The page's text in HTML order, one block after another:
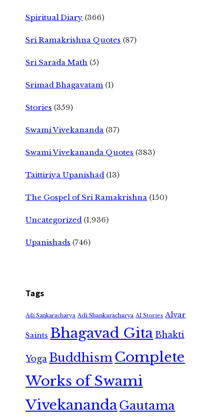
Spiritual Diary (366)
Sri Ramakrishna Quotes (87)
Sri Sarada Math (5)
Srimad Bhagavatam (1)
Stories (359)
Swami Vivekananda (37)
Swami Vivekananda Quotes (383)
Taittiriya Upanishad (13)
The Gospel of Sri Ramakrishna (150)
Uncategorized (1,936)
Upanishads (746)
Tags
Adi Sankaracharya Adi Shankaracharya AI Stories Alvar
Saints Bhagavad GitaBhakti
Yoga Buddhism Complete
Works of Swami
VivekanandaGautama